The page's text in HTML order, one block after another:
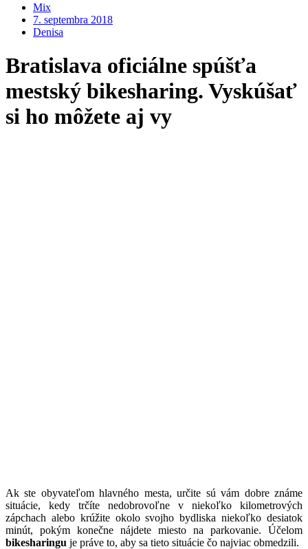
Mix
7. septembra 2018
Denisa
Bratislava oficiálne spúšťa
mestský bikesharing. Vyskúšať
si ho môžete aj vy
Ak ste obyvateľom hlavného mesta, určite sú vám dobre známe
situácie, kedy trčíte nedobrovoľne v niekoľko kilometrových
zápchach alebo krúžite okolo svojho bydliska niekoľko desiatok
minút, pokým konečne nájdete miesto na parkovanie. Účelom
bikesharingu je práve to, aby sa tieto situácie čo najviac obmedzili.